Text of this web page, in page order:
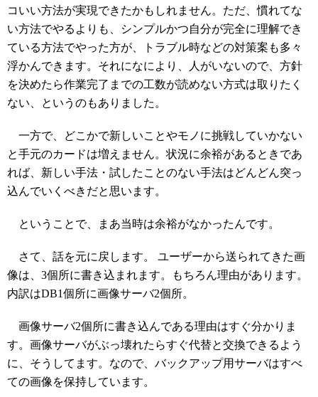
コいい方法が実現できたかもしれません。ただ、慣れてな
い方法でやるよりも、シンプルかつ自分が完全に理解でき
ている方法でやった方が、トラブル時などの対策案も多々
浮かんできます。それになにより、人がいないので、方針
を決めたら作業完了までの工数が読めない方式は取りたく
ない、というのもありました。
一方で、どこかで新しいことやモノに挑戦していかない
と手元のカードは増えません。状況に余裕があるときであ
れば、新しい手法・試したことのない手法はどんどん突っ
込んでいくべきだと思います。
ということで、まあ当時は余裕がなかったんです。
さて、話を元に戻します。 ユーザーから送られてきた画
像は、3個所に書き込まれます。もちろん理由があります。
内訳はDB1個所に画像サーバ2個所。
画像サーバ2個所に書き込んである理由はすぐ分かりま
す。画像サーバがぶっ壊れたらすぐ代替と交換できるよう
に、そうしてます。なので、バックアップ用サーバはすべ
ての画像を保持しています。